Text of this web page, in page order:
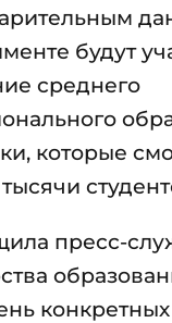
будут
среднего
которые
пресс-